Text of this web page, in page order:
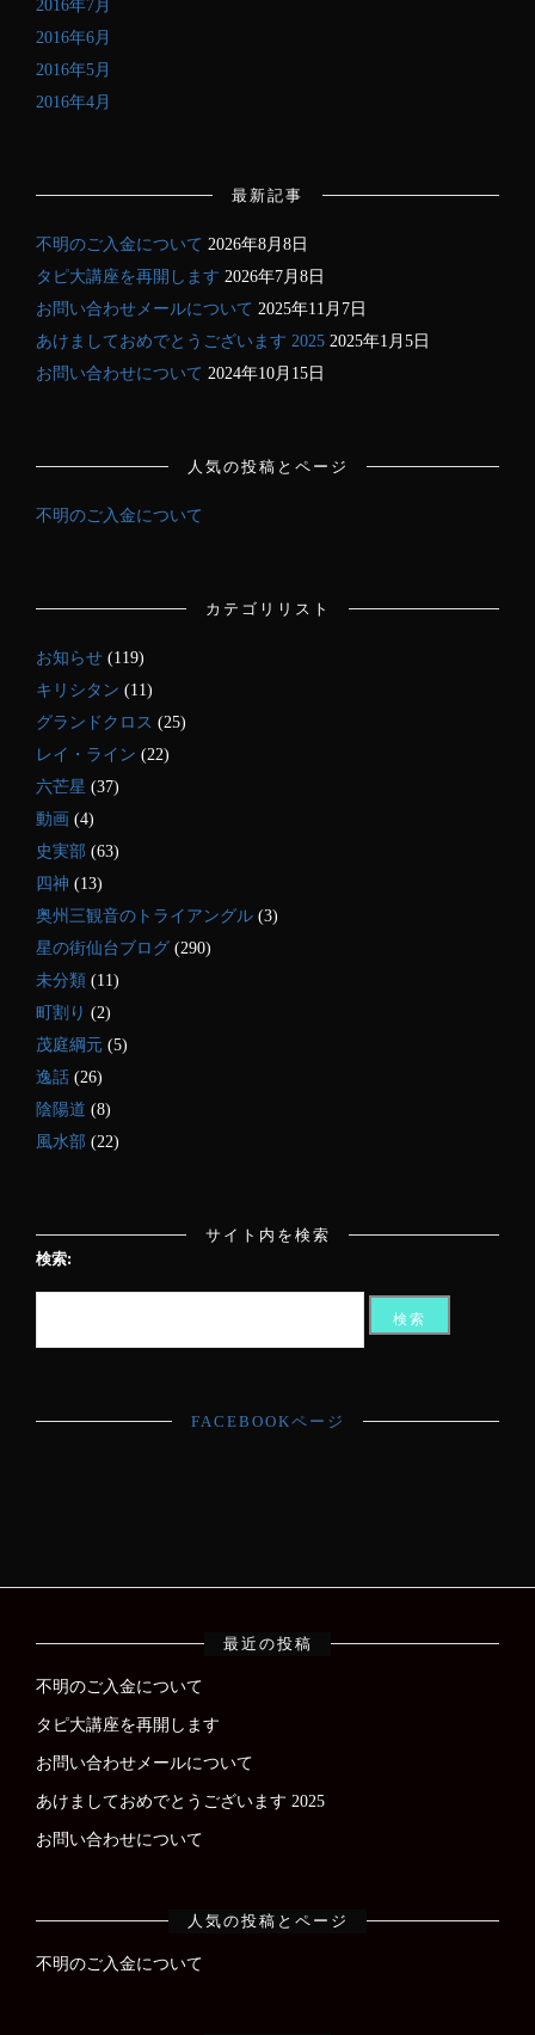
2016年7月
2016年6月
2016年5月
2016年4月
最新記事
不明のご入金について 2026年8月8日
タピ大講座を再開します 2026年7月8日
お問い合わせメールについて 2025年11月7日
あけましておめでとうございます 2025 2025年1月5日
お問い合わせについて 2024年10月15日
人気の投稿とページ
不明のご入金について
カテゴリリスト
お知らせ (119)
キリシタン (11)
グランドクロス (25)
レイ・ライン (22)
六芒星 (37)
動画 (4)
史実部 (63)
四神 (13)
奥州三観音のトライアングル (3)
星の街仙台ブログ (290)
未分類 (11)
町割り (2)
茂庭綱元 (5)
逸話 (26)
陰陽道 (8)
風水部 (22)
サイト内を検索
検索:
FACEBOOKページ
最近の投稿
不明のご入金について
タピ大講座を再開します
お問い合わせメールについて
あけましておめでとうございます 2025
お問い合わせについて
人気の投稿とページ
不明のご入金について